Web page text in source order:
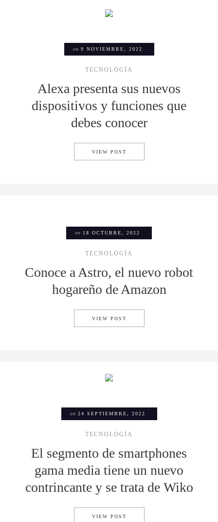
on 9 NOVIEMBRE, 2022
TECNOLOGÍA
Alexa presenta sus nuevos
dispositivos y funciones que
debes conocer
VIEW POST
on 18 OCTUBRE, 2022
TECNOLOGÍA
Conoce a Astro, el nuevo robot
hogareño de Amazon
VIEW POST
on 24 SEPTIEMBRE, 2022
TECNOLOGÍA
El segmento de smartphones
gama media tiene un nuevo
contrincante y se trata de Wiko
VIEW POST